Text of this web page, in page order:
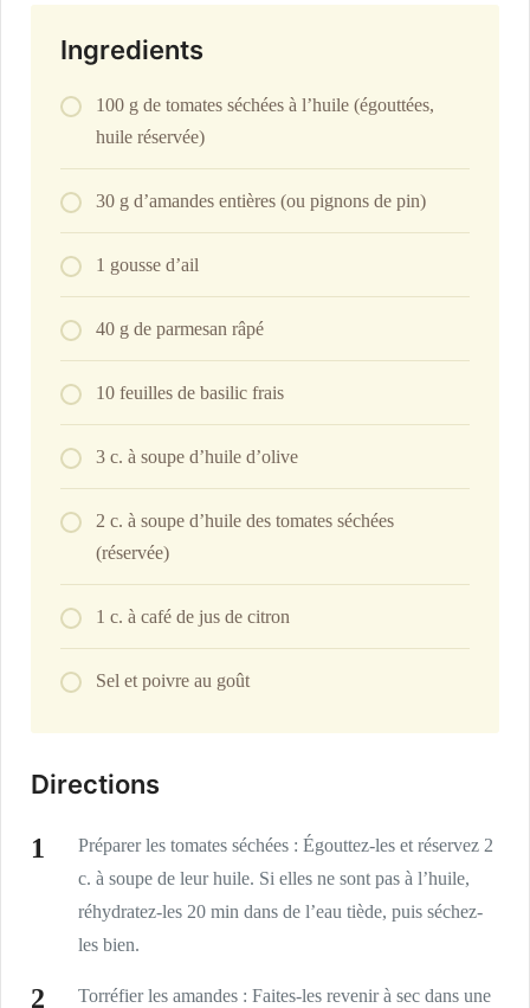
Ingredients
100 g de tomates séchées à l’huile (égouttées,
huile réservée)
30 g d’amandes entières (ou pignons de pin)
1 gousse d’ail
40 g de parmesan râpé
10 feuilles de basilic frais
3 c. à soupe d’huile d’olive
2 c. à soupe d’huile des tomates séchées
(réservée)
1 c. à café de jus de citron
Sel et poivre au goût
Directions
Préparer les tomates séchées : Égouttez-les et réservez 2
c. à soupe de leur huile. Si elles ne sont pas à l’huile,
réhydratez-les 20 min dans de l’eau tiède, puis séchez-
les bien.
Torréfier les amandes : Faites-les revenir à sec dans une